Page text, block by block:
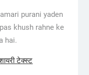
purani yaden
khush rahne ke
hai.
टेक्स्ट